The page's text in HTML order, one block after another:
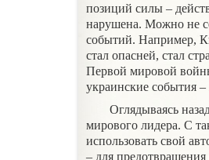
позиций силы –
нарушена. Можно не
событий. Например,
стал опасней, стал
Первой мировой
украинские события
Оглядываясь
мирового лидера. С
использовать свой
– для